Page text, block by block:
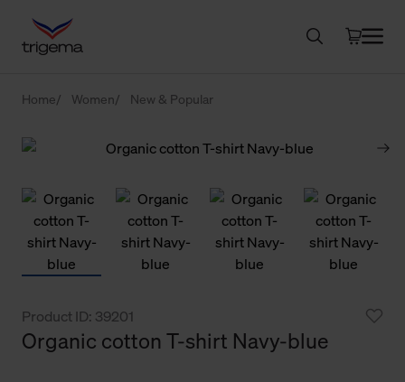
Home Women New & Popular
Product ID: 39201
Organic cotton T-shirt Navy-blue